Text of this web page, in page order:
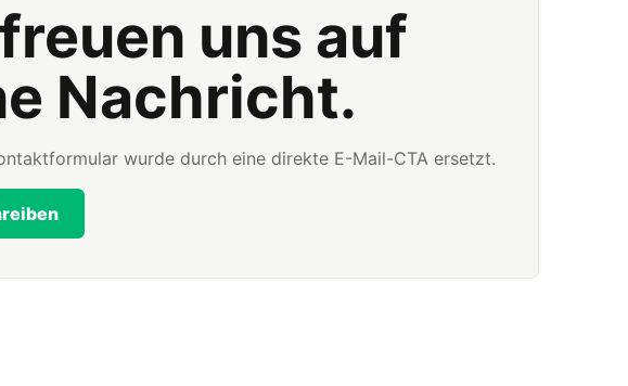
uns auf
Nachricht.
wurde durch eine direkte E-Mail-CTA ersetzt.